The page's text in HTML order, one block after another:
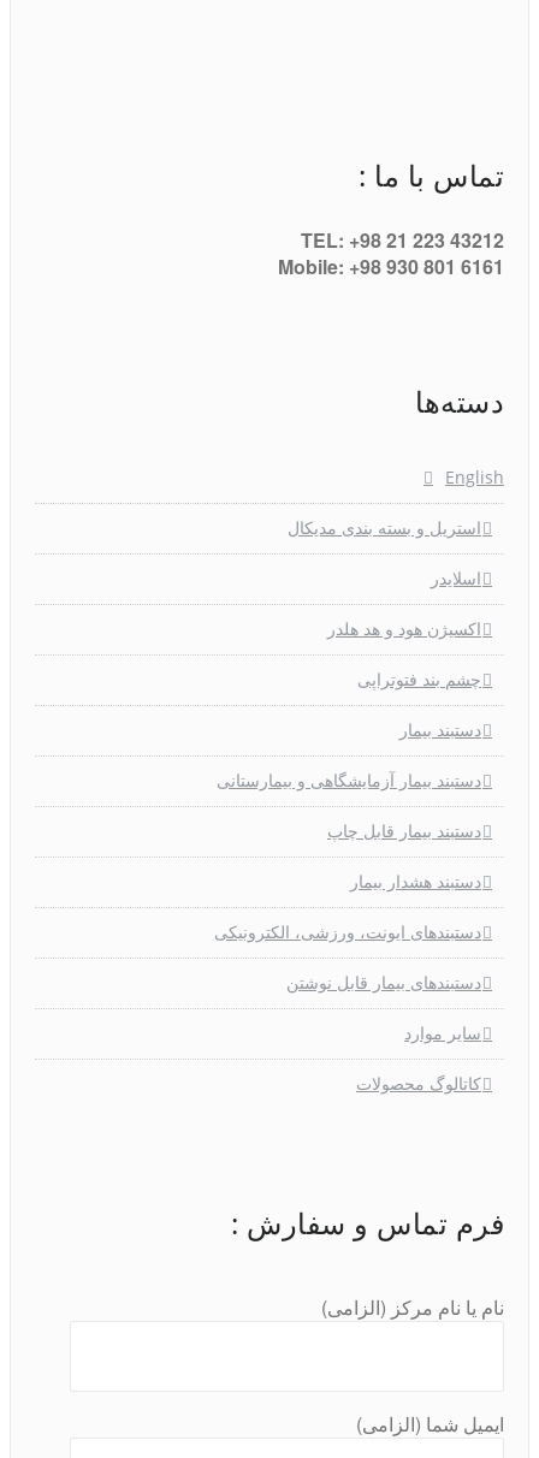
تماس با ما :
TEL: +98 21 223 43212
Mobile: +98 930 801 6161
دسته‌ها
English
استریل و بسته بندی مدیکال
اسلایدر
اکسیژن هود و هد هلدر
چشم بند فتوتراپی
دستبند بیمار
دستبند بیمار آزمایشگاهی و بیمارستانی
دستبند بیمار قابل چاپ
دستبند هشدار بیمار
دستبندهای ایونت، ورزشی، الکترونیکی
دستبندهای بیمار قابل نوشتن
سایر موارد
کاتالوگ محصولات
فرم تماس و سفارش :
نام یا نام مرکز (الزامی)
ایمیل شما (الزامی)